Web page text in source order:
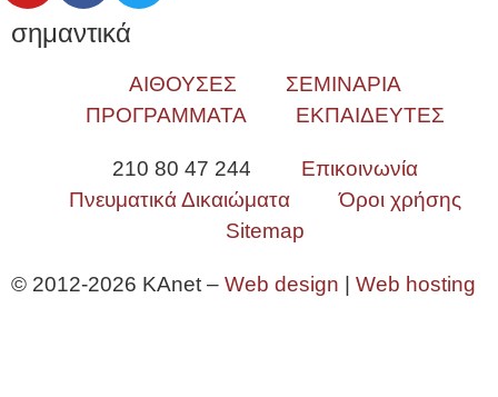
σημαντικά
ΑΙΘΟΥΣΕΣ
ΣΕΜΙΝΑΡΙΑ
ΠΡΟΓΡΑΜΜΑΤΑ
ΕΚΠΑΙΔΕΥΤΕΣ
210 80 47 244
Επικοινωνία
Πνευματικά Δικαιώματα
Όροι χρήσης
Sitemap
© 2012-2026 KAnet – Web design Web hosting